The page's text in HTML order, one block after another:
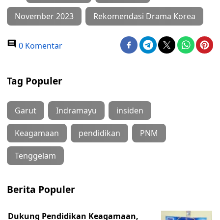
November 2023 Rekomendasi Drama Korea
0 Komentar
Tag Populer
Garut Indramayu insiden
Keagamaan pendidikan PNM
Tenggelam
Berita Populer
Dukung Pendidikan Keagamaan,